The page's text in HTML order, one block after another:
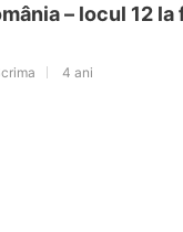
– locul 12
4 ani